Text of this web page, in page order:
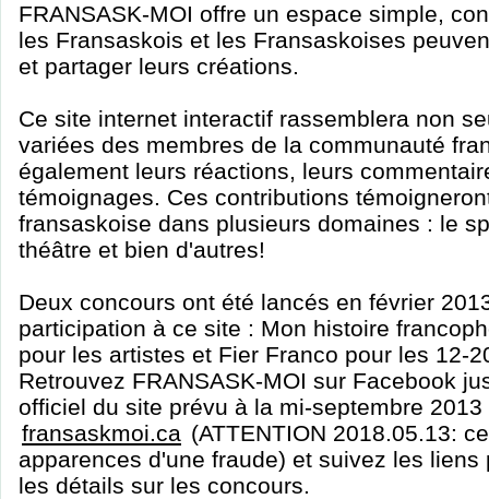
FRANSASK-MOI offre un espace simple,
les Fransaskois et les Fransaskoises
et partager leurs créations.
Ce site internet interactif rassemblera non
variées des membres de la communauté
également leurs réactions, leurs
témoignages. Ces contributions
fransaskoise dans plusieurs domaines : le
théâtre et bien d'autres!
Deux concours ont été lancés en février
participation à ce site : Mon histoire
pour les artistes et Fier Franco pour les 12-
Retrouvez FRANSASK-MOI sur Facebook
officiel du site prévu à la mi-septembre
fransaskmoi.ca (ATTENTION 2018.05.13:
apparences d'une fraude) et suivez les
les détails sur les concours.